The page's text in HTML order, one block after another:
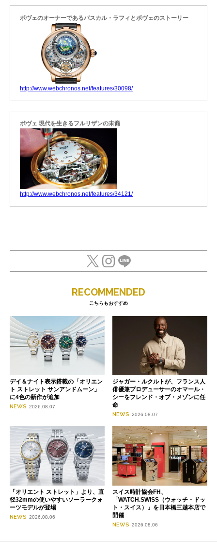
ボヴェのオーナーであるパスカル・ラフィとボヴェのストーリー
http://www.webchronos.net/features/30098/
ボヴェ 現代を生きるフルリザンの末裔
http://www.webchronos.net/features/34121/
RECOMMENDED
こちらもおすすめ
デイ＆ナイト表示搭載の「オリエン
ト ストレット サンアンドムーン」
に4色の新作が追加
NEWS 2026.08.07
ジャガー・ルクルトが、フランス人
俳優兼プロデューサーのオマール・
シーをフレンド・オブ・メゾンに任
命
NEWS 2026.08.07
「オリエント ストレット」より、直
径32mmの使いやすいソーラークォ
ーツモデルが登場
NEWS 2026.08.06
スイス時計協会FH、
「WATCH.SWISS（ウォッチ・ドッ
ト・スイス）」を日本橋三越本店で
開催
NEWS 2026.08.06